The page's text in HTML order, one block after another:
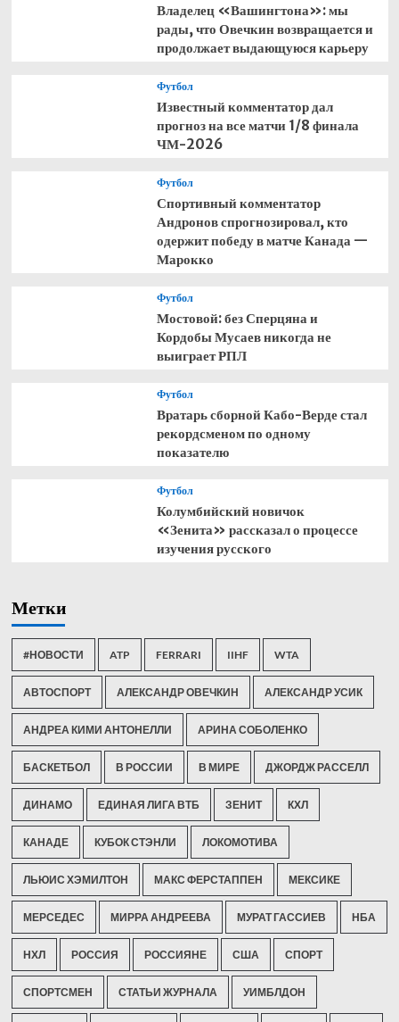
Владелец «Вашингтона»: мы
рады, что Овечкин возвращается и
продолжает выдающуюся карьеру
Футбол
Известный комментатор дал
прогноз на все матчи 1/8 финала
ЧМ-2026
Футбол
Спортивный комментатор
Андронов спрогнозировал, кто
одержит победу в матче Канада —
Марокко
Футбол
Мостовой: без Сперцяна и
Кордобы Мусаев никогда не
выиграет РПЛ
Футбол
Вратарь сборной Кабо-Верде стал
рекордсменом по одному
показателю
Футбол
Колумбийский новичок
«Зенита» рассказал о процессе
изучения русского
Метки
#НОВОСТИ ATP FERRARI IIHF WTA
АВТОСПОРТ АЛЕКСАНДР ОВЕЧКИН АЛЕКСАНДР УСИК
АНДРЕА КИМИ АНТОНЕЛЛИ АРИНА СОБОЛЕНКО
БАСКЕТБОЛ В РОССИИ В МИРЕ ДЖОРДЖ РАССЕЛЛ
ДИНАМО ЕДИНАЯ ЛИГА ВТБ ЗЕНИТ КХЛ
КАНАДЕ КУБОК СТЭНЛИ ЛОКОМОТИВА
ЛЬЮИС ХЭМИЛТОН МАКС ФЕРСТАППЕН МЕКСИКЕ
МЕРСЕДЕС МИРРА АНДРЕЕВА МУРАТ ГАССИЕВ НБА
НХЛ РОССИЯ РОССИЯНЕ США СПОРТ
СПОРТСМЕН СТАТЬИ ЖУРНАЛА УИМБЛДОН